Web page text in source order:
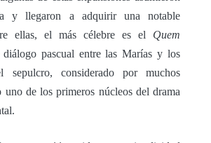
y llegaron a adquirir una notable
ellas, el más célebre es el Quem
diálogo pascual entre las Marías y los
sepulcro, considerado por muchos
uno de los primeros núcleos del drama